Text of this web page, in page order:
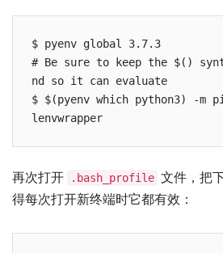
$ pyenv global 3.7.3
# Be sure to keep the $()
nd so it can evaluate
$ $(pyenv which python3) -
lenvwrapper
再次打开 .bash_profile 文件，把
得每次打开新终端时它都有效：